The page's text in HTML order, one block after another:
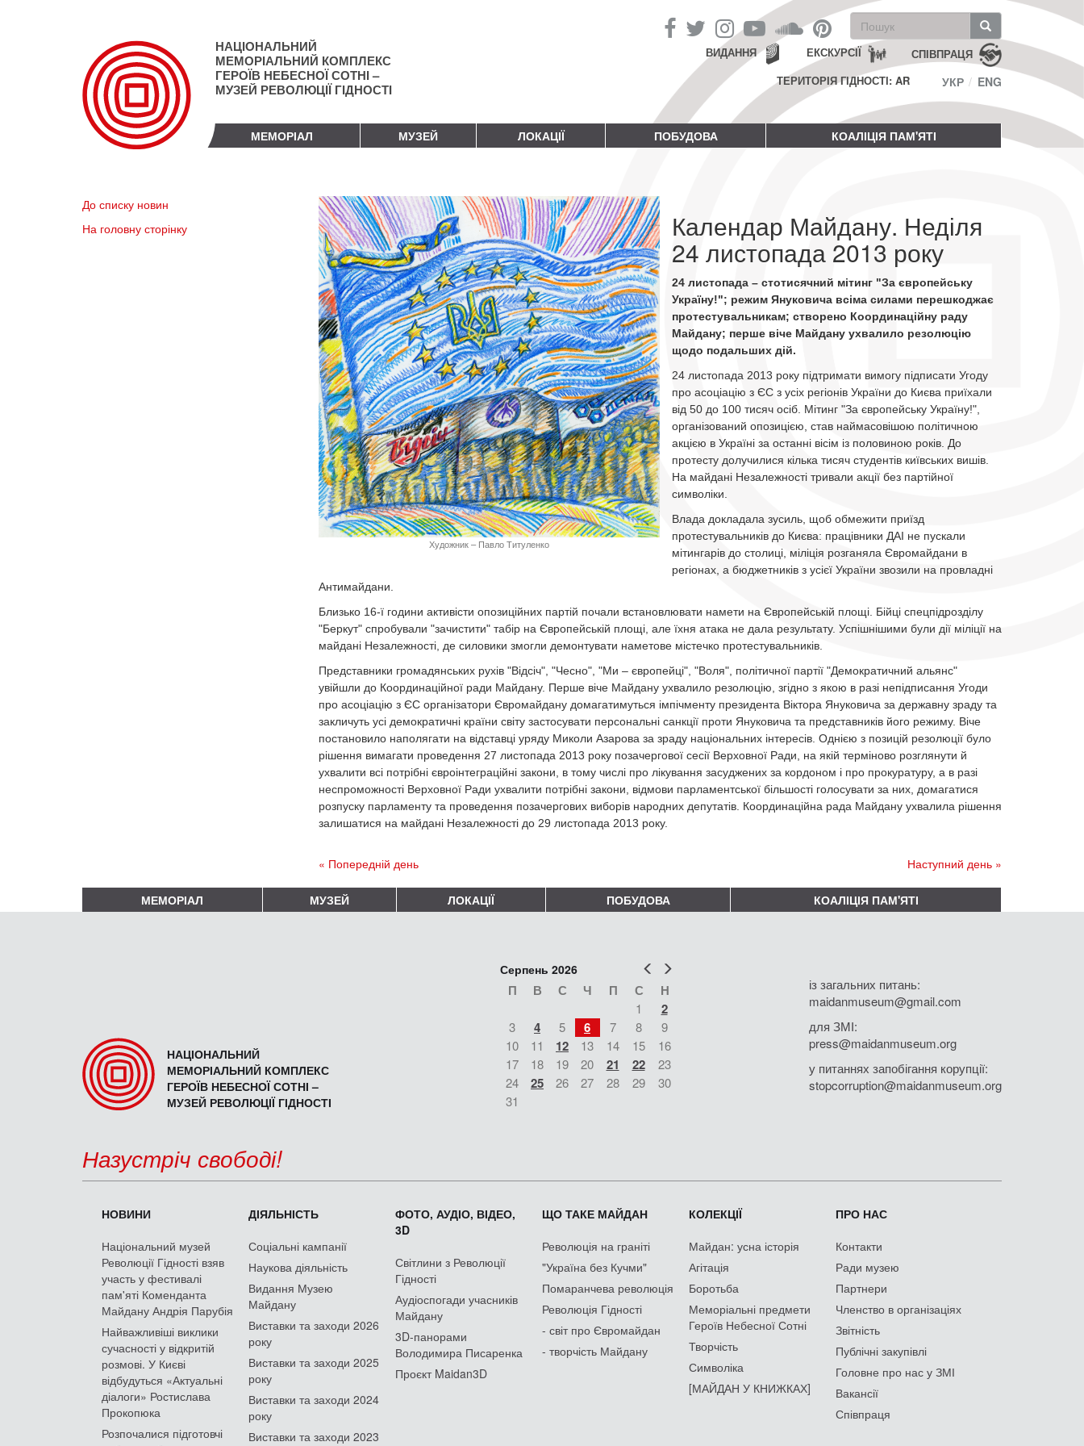
НАЦІОНАЛЬНИЙ
МЕМОРІАЛЬНИЙ КОМПЛЕКС
ГЕРОЇВ НЕБЕСНОЇ СОТНІ –
МУЗЕЙ РЕВОЛЮЦІЇ ГІДНОСТІ
Пошукова
форма
Пошук СПІВПРАЦЯ
ЕКСКУРСІЇ
ВИДАННЯ
ТЕРИТОРІЯ ГІДНОСТІ: AR
УКР ENG
МЕМОРІАЛ МУЗЕЙ ЛОКАЦІЇ ПОБУДОВА КОАЛІЦІЯ ПАМ'ЯТІ
До списку новин
На головну сторінку
Художник – Павло Титуленко
Календар Майдану. Неділя
24 листопада 2013 року
24 листопада – стотисячний мітинг "За європейську
Україну!"; режим Януковича всіма силами перешкоджає
протестувальникам; створено Координаційну раду
Майдану; перше віче Майдану ухвалило резолюцію
щодо подальших дій.
24 листопада 2013 року підтримати вимогу підписати Угоду
про асоціацію з ЄС з усіх регіонів України до Києва приїхали
від 50 до 100 тисяч осіб. Мітинг "За європейську Україну!",
організований опозицією, став наймасовішою політичною
акцією в Україні за останні вісім із половиною років. До
протесту долучилися кілька тисяч студентів київських вишів.
На майдані Незалежності тривали акції без партійної
символіки.
Влада докладала зусиль, щоб обмежити приїзд
протестувальників до Києва: працівники ДАІ не пускали
мітингарів до столиці, міліція розганяла Євромайдани в
регіонах, а бюджетників з усієї України звозили на провладні
Антимайдани.
Близько 16-ї години активісти опозиційних партій почали встановлювати намети на Європейській площі. Бійці спецпідрозділу
"Беркут" спробували "зачистити" табір на Європейській площі, але їхня атака не дала результату. Успішнішими були дії міліції на
майдані Незалежності, де силовики змогли демонтувати наметове містечко протестувальників.
Представники громадянських рухів "Відсіч", "Чесно", "Ми – європейці", "Воля", політичної партії "Демократичний альянс"
увійшли до Координаційної ради Майдану. Перше віче Майдану ухвалило резолюцію, згідно з якою в разі непідписання Угоди
про асоціацію з ЄС організатори Євромайдану домагатимуться імпічменту президента Віктора Януковича за державну зраду та
закличуть усі демократичні країни світу застосувати персональні санкції проти Януковича та представників його режиму. Віче
постановило наполягати на відставці уряду Миколи Азарова за зраду національних інтересів. Однією з позицій резолюції було
рішення вимагати проведення 27 листопада 2013 року позачергової сесії Верховної Ради, на якій терміново розглянути й
ухвалити всі потрібні євроінтеграційні закони, в тому числі про лікування засуджених за кордоном і про прокуратуру, а в разі
неспроможності Верховної Ради ухвалити потрібні закони, відмови парламентської більшості голосувати за них, домагатися
розпуску парламенту та проведення позачергових виборів народних депутатів. Координаційна рада Майдану ухвалила рішення
залишатися на майдані Незалежності до 29 листопада 2013 року.
« Попередній день Наступний день »
МЕМОРІАЛ МУЗЕЙ ЛОКАЦІЇ ПОБУДОВА КОАЛІЦІЯ ПАМ'ЯТІ
НАЦІОНАЛЬНИЙ
МЕМОРІАЛЬНИЙ КОМПЛЕКС
ГЕРОЇВ НЕБЕСНОЇ СОТНІ –
МУЗЕЙ РЕВОЛЮЦІЇ ГІДНОСТІ
Попер
Серпень 2026
П В С Ч П С Н
1 2
3 4 5 6 7 8
9
10
11 12 13 14 15
16
17
18 19 20 21 22
23
24
25 26 27 28 29
30
31
із загальних питань:
maidanmuseum@gmail.com
для ЗМІ:
press@maidanmuseum.org
у питаннях запобігання корупції:
stopcorruption@maidanmuseum.org
Назустріч свободі!
НОВИНИ
Національний музей
Революції Гідності взяв
участь у фестивалі
пам'яті Коменданта
Майдану Андрія Парубія
Найважливіші виклики
сучасності у відкритій
розмові. У Києві
відбудуться «Актуальні
діалоги» Ростислава
Прокопюка
Розпочалися підготовчі
ДІЯЛЬНІСТЬ
Соціальні кампанії
Наукова діяльність
Видання Музею
Майдану
Виставки та заходи 2026
року
Виставки та заходи 2025
року
Виставки та заходи 2024
року
Виставки та заходи 2023
ФОТО, АУДІО, ВІДЕО,
3D
Світлини з Революції
Гідності
Аудіоспогади учасників
Майдану
3D-панорами
Володимира Писаренка
Проєкт Maidan3D
ЩО ТАКЕ МАЙДАН
Революція на граніті
"Україна без Кучми"
Помаранчева революція
Революція Гідності
- світ про Євромайдан
- творчість Майдану
КОЛЕКЦІЇ
Майдан: усна історія
Агітація
Боротьба
Меморіальні предмети
Героїв Небесної Сотні
Творчість
Символіка
[МАЙДАН У КНИЖКАХ]
ПРО НАС
Контакти
Ради музею
Партнери
Членство в організаціях
Звітність
Публічні закупівлі
Головне про нас у ЗМІ
Вакансії
Співпраця